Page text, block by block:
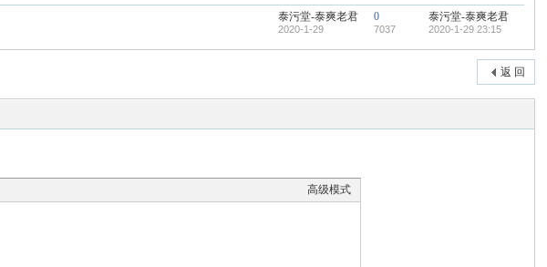
泰污堂-泰爽老君
2020-1-29
0
7037
泰污堂-泰爽老君
2020-1-29 23:15
返 回
高级模式